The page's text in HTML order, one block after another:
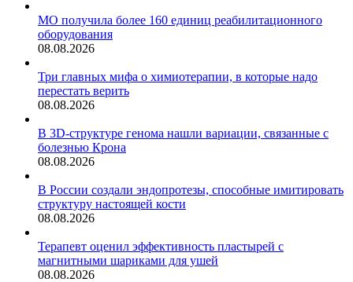
МО получила более 160 единиц реабилитационного
оборудования
08.08.2026
Три главных мифа о химиотерапии, в которые надо
перестать верить
08.08.2026
В 3D-структуре генома нашли вариации, связанные с
болезнью Крона
08.08.2026
В России создали эндопротезы, способные имитировать
структуру настоящей кости
08.08.2026
Терапевт оценил эффективность пластырей с
магнитными шариками для ушей
08.08.2026